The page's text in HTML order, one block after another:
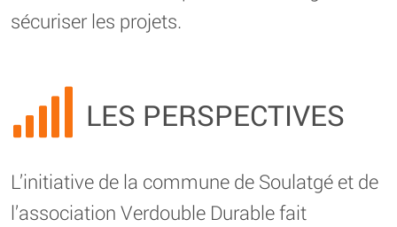
sécuriser les projets.
LES PERSPECTIVES
L’initiative de la commune de Soulatgé et de
l’association Verdouble Durable fait